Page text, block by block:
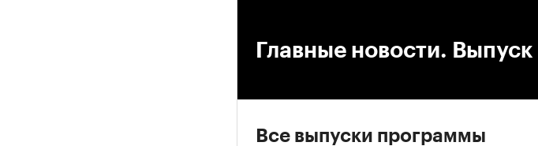
Главные новости.
Все выпуски программы